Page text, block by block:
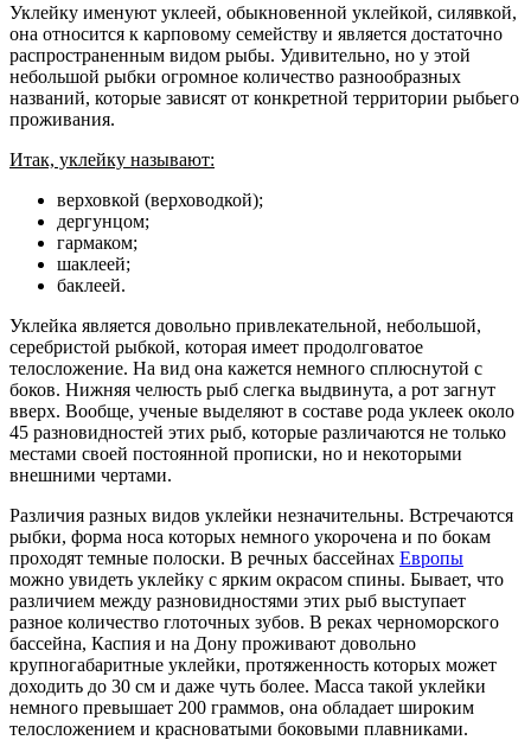
Уклейку именуют уклеей, обыкновенной уклейкой, силявкой,
она относится к карповому семейству и является достаточно
распространенным видом рыбы. Удивительно, но у этой
небольшой рыбки огромное количество разнообразных
названий, которые зависят от конкретной территории рыбьего
проживания.
Итак, уклейку называют:
верховкой (верховодкой);
дергунцом;
гармаком;
шаклеей;
баклеей.
Уклейка является довольно привлекательной, небольшой,
серебристой рыбкой, которая имеет продолговатое
телосложение. На вид она кажется немного сплюснутой с
боков. Нижняя челюсть рыб слегка выдвинута, а рот загнут
вверх. Вообще, ученые выделяют в составе рода уклеек около
45 разновидностей этих рыб, которые различаются не только
местами своей постоянной прописки, но и некоторыми
внешними чертами.
Различия разных видов уклейки незначительны. Встречаются
рыбки, форма носа которых немного укорочена и по бокам
проходят темные полоски. В речных бассейнах Европы
можно увидеть уклейку с ярким окрасом спины. Бывает, что
различием между разновидностями этих рыб выступает
разное количество глоточных зубов. В реках черноморского
бассейна, Каспия и на Дону проживают довольно
крупногабаритные уклейки, протяженность которых может
доходить до 30 см и даже чуть более. Масса такой уклейки
немного превышает 200 граммов, она обладает широким
телосложением и красноватыми боковыми плавниками.